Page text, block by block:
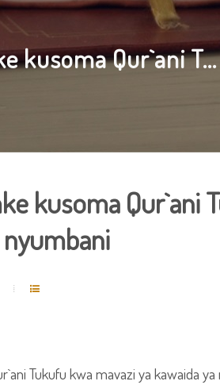
kusoma Qur`ani T...
kusoma Qur`ani
Tukufu kwa mavazi ya kawaida